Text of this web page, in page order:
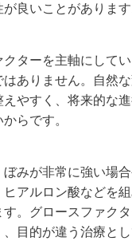
良いことがあります
ターを主軸にして
ありません。自然
やすく、将来的な
らです。
みが非常に強い場
ヒアルロン酸などを
。グロースファク
目的が違う治療と